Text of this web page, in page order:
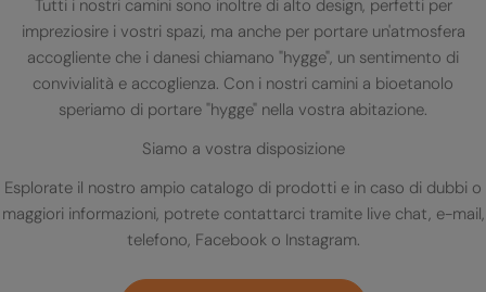
Tutti i nostri camini sono inoltre di alto design, perfetti per
impreziosire i vostri spazi, ma anche per portare un'atmosfera
accogliente che i danesi chiamano "hygge", un sentimento di
convivialità e accoglienza. Con i nostri camini a bioetanolo
speriamo di portare "hygge" nella vostra abitazione.
Siamo a vostra disposizione
Esplorate il nostro ampio catalogo di prodotti e in caso di dubbi o
maggiori informazioni, potrete contattarci tramite live chat, e-mail,
telefono, Facebook o Instagram.